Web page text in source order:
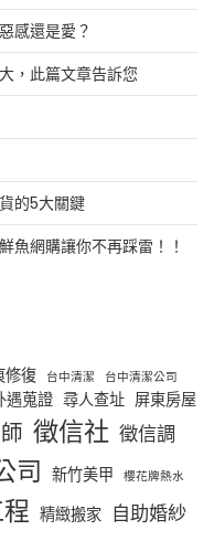
感還是愛？
，此篇文章告訴您
的5大關鍵
魚網購讓你不再踩雷！！
修復 台中清潔
台中清潔公司
遇蒐證 尋人查址 屏東房屋
徵信社 徵信調
司 新竹美甲 櫻花牌熱水
精緻搬家 自助婚紗